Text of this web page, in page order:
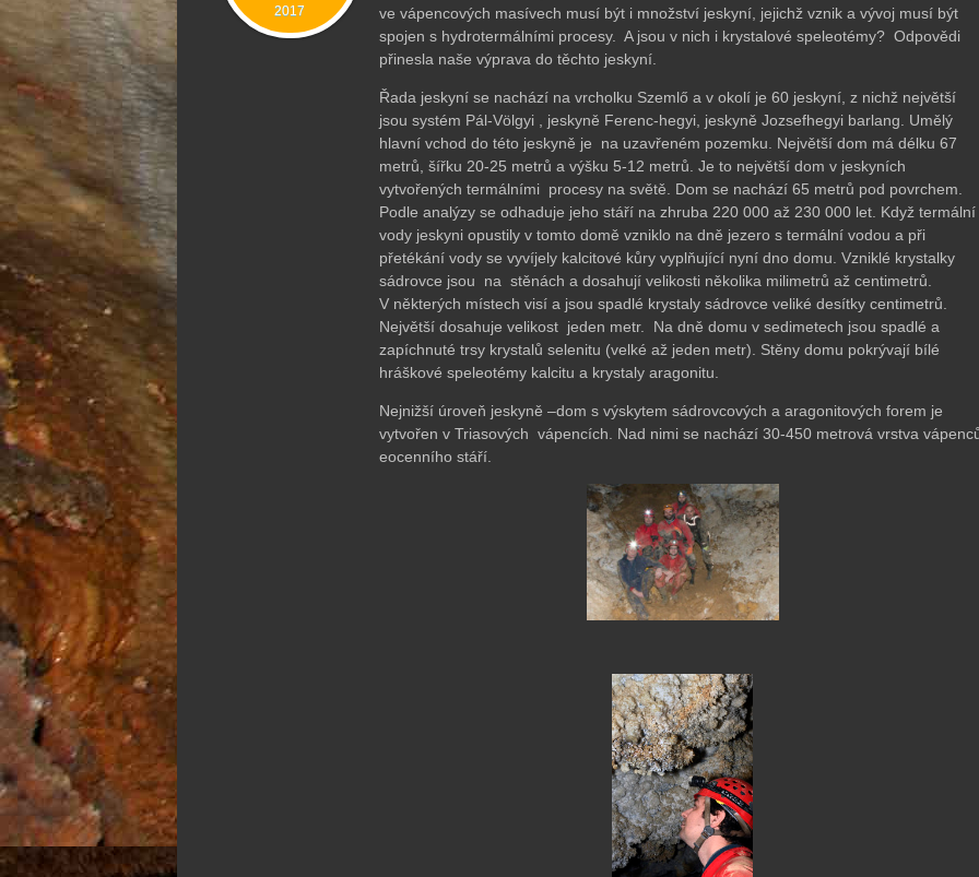
2017
ve vápencových masívech musí být i množství jeskyní, jejichž vznik a vývoj musí být
spojen s hydrotermálními procesy. A jsou v nich i krystalové speleotémy? Odpovědi
přinesla naše výprava do těchto jeskyní.
Řada jeskyní se nachází na vrcholku Szemlő a v okolí je 60 jeskyní, z nichž největší
jsou systém Pál-Völgyi , jeskyně Ferenc-hegyi, jeskyně Jozsefhegyi barlang. Umělý
hlavní vchod do této jeskyně je na uzavřeném pozemku. Největší dom má délku 67
metrů, šířku 20-25 metrů a výšku 5-12 metrů. Je to největší dom v jeskyních
vytvořených termálními procesy na světě. Dom se nachází 65 metrů pod povrchem.
Podle analýzy se odhaduje jeho stáří na zhruba 220 000 až 230 000 let. Když termální
vody jeskyni opustily v tomto domě vzniklo na dně jezero s termální vodou a při
přetékání vody se vyvíjely kalcitové kůry vyplňující nyní dno domu. Vzniklé krystalky
sádrovce jsou na stěnách a dosahují velikosti několika milimetrů až centimetrů.
V některých místech visí a jsou spadlé krystaly sádrovce veliké desítky centimetrů.
Největší dosahuje velikost jeden metr. Na dně domu v sedimetech jsou spadlé a
zapíchnuté trsy krystalů selenitu (velké až jeden metr). Stěny domu pokrývají bílé
hráškové speleotémy kalcitu a krystaly aragonitu.
Nejnižší úroveň jeskyně –dom s výskytem sádrovcových a aragonitových forem je
vytvořen v Triasových vápencích. Nad nimi se nachází 30-450 metrová vrstva
eocenního stáří.